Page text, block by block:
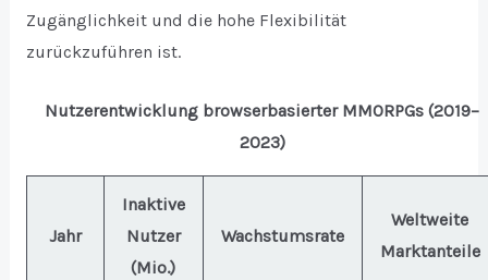
Zugänglichkeit und die hohe Flexibilität
zurückzuführen ist.
Nutzerentwicklung browserbasierter MMORPGs (2019–
2023)
Jahr
Inaktive
Nutzer
(Mio.)
Wachstumsrate
Weltweite
Marktanteile